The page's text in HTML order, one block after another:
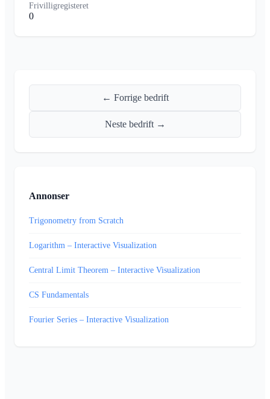
Frivilligregisteret
0
← Forrige bedrift
Neste bedrift →
Annonser
Trigonometry from Scratch
Logarithm – Interactive Visualization
Central Limit Theorem – Interactive Visualization
CS Fundamentals
Fourier Series – Interactive Visualization